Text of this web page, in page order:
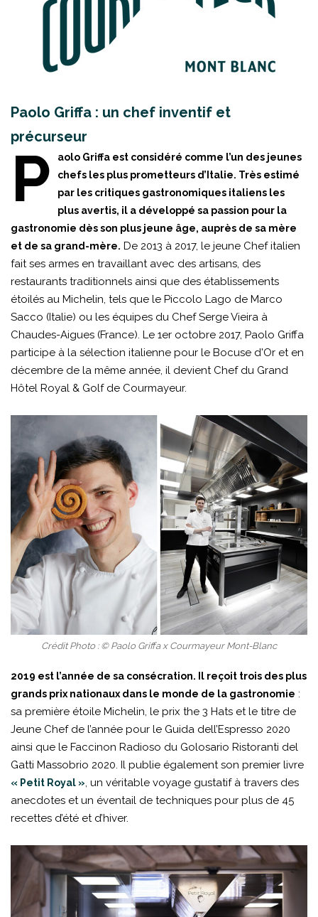
Paolo Griffa : un chef inventif et
précurseur
P
aolo Griffa est considéré comme l’un des jeunes
chefs les plus prometteurs d’Italie. Très estimé
par les critiques gastronomiques italiens les
plus avertis, il a développé sa passion pour la
gastronomie dès son plus jeune âge, auprès de sa mère
et de sa grand-mère. De 2013 à 2017, le jeune Chef italien
fait ses armes en travaillant avec des artisans, des
restaurants traditionnels ainsi que des établissements
étoilés au Michelin, tels que le Piccolo Lago de Marco
Sacco (Italie) ou les équipes du Chef Serge Vieira à
Chaudes-Aigues (France). Le 1er octobre 2017, Paolo Griffa
participe à la sélection italienne pour le Bocuse d'Or et en
décembre de la même année, il devient Chef du Grand
Hôtel Royal & Golf de Courmayeur.
Crédit Photo : © Paolo Griffa x Courmayeur Mont-Blanc
2019 est l’année de sa consécration. Il reçoit trois des plus
grands prix nationaux dans le monde de la gastronomie :
sa première étoile Michelin, le prix the 3 Hats et le titre de
Jeune Chef de l’année pour le Guida dell’Espresso 2020
ainsi que le Faccinon Radioso du Golosario Ristoranti del
Gatti Massobrio 2020. Il publie également son premier livre
« Petit Royal », un véritable voyage gustatif à travers des
anecdotes et un éventail de techniques pour plus de 45
recettes d’été et d’hiver.